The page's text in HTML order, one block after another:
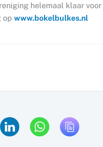
helemaal klaar
op www.bokelbulkes.nl